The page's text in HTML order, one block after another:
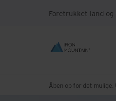
Foretrukket land og
Åben op for det